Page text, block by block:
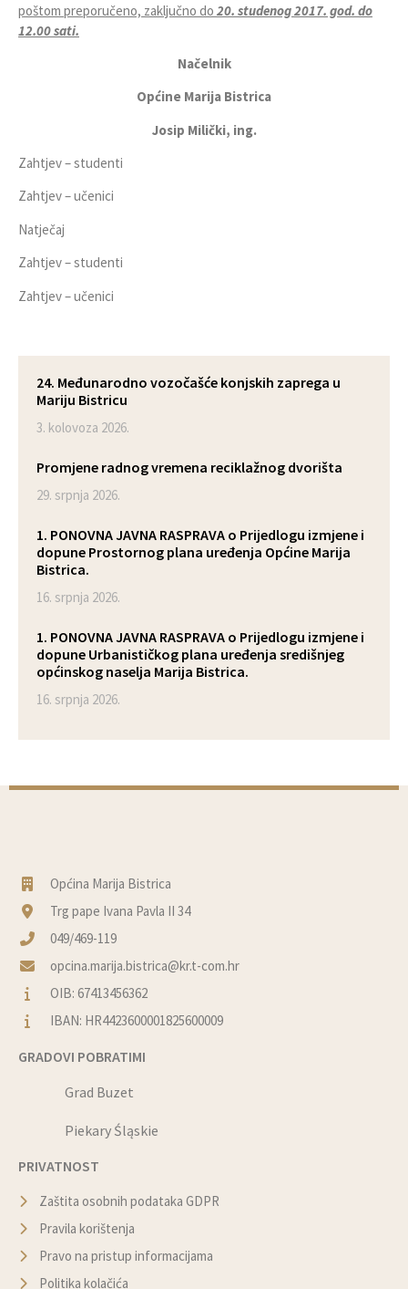
poštom preporučeno, zaključno do 20. studenog 2017. god. do
12.00 sati.
Načelnik
Općine Marija Bistrica
Josip Milički, ing.
Zahtjev – studenti
Zahtjev – učenici
Natječaj
Zahtjev – studenti
Zahtjev – učenici
24. Međunarodno vozočašće konjskih zaprega u
Mariju Bistricu
3. kolovoza 2026.
Promjene radnog vremena reciklažnog dvorišta
29. srpnja 2026.
1. PONOVNA JAVNA RASPRAVA o Prijedlogu izmjene i
dopune Prostornog plana uređenja Općine Marija
Bistrica.
16. srpnja 2026.
1. PONOVNA JAVNA RASPRAVA o Prijedlogu izmjene i
dopune Urbanističkog plana uređenja središnjeg
općinskog naselja Marija Bistrica.
16. srpnja 2026.
Općina Marija Bistrica
Trg pape Ivana Pavla II 34
049/469-119
opcina.marija.bistrica@kr.t-com.hr
OIB: 67413456362
IBAN: HR4423600001825600009
GRADOVI POBRATIMI
Grad Buzet
Piekary Śląskie
PRIVATNOST
Zaštita osobnih podataka GDPR
Pravila korištenja
Pravo na pristup informacijama
Politika kolačića